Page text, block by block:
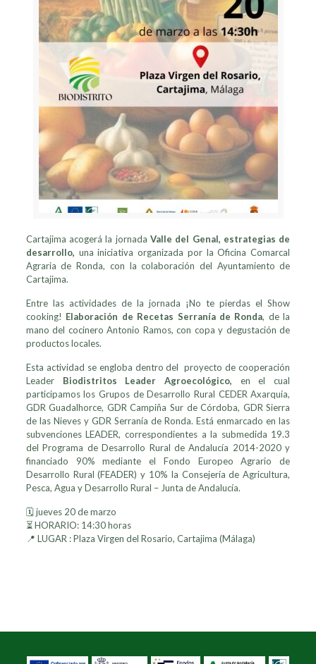
Cartajima acogerá la jornada Valle del Genal, estrategias de
desarrollo, una iniciativa organizada por la Oficina Comarcal
Agraria de Ronda, con la colaboración del Ayuntamiento de
Cartajima.
Entre las actividades de la jornada ¡No te pierdas el Show
cooking! Elaboración de Recetas Serranía de Ronda, de la
mano del cocinero Antonio Ramos, con copa y degustación de
productos locales.
Esta actividad se engloba dentro del proyecto de cooperación
Leader Biodistritos Leader Agroecológico, en el cual
participamos los Grupos de Desarrollo Rural CEDER Axarquía,
GDR Guadalhorce, GDR Campiña Sur de Córdoba, GDR Sierra
de las Nieves y GDR Serranía de Ronda. Está enmarcado en las
subvenciones LEADER, correspondientes a la submedida 19.3
del Programa de Desarrollo Rural de Andalucía 2014-2020 y
financiado 90% mediante el Fondo Europeo Agrario de
Desarrollo Rural (FEADER) y 10% la Consejería de Agricultura,
Pesca, Agua y Desarrollo Rural – Junta de Andalucía.
🗓️ jueves 20 de marzo
⏳ HORARIO: 14:30 horas
📍 LUGAR : Plaza Virgen del Rosario, Cartajima (Málaga)